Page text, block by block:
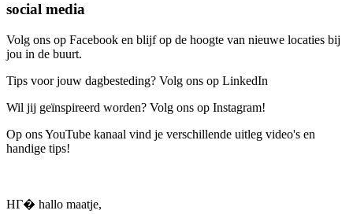
social media
Volg ons op Facebook en blijf op de hoogte van nieuwe locaties bij
jou in de buurt.
Tips voor jouw dagbesteding? Volg ons op LinkedIn
Wil jij geïnspireerd worden? Volg ons op Instagram!
Op ons YouTube kanaal vind je verschillende uitleg video's en
handige tips!
HГ� hallo maatje,